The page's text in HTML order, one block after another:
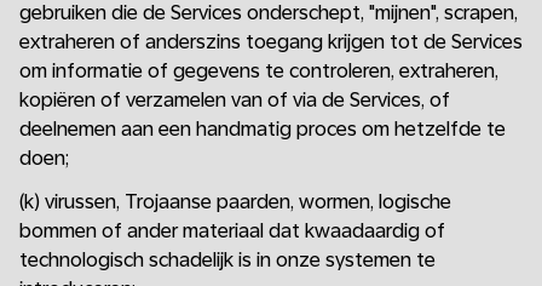
gebruiken die de Services onderschept, "mijnen", scrapen,
extraheren of anderszins toegang krijgen tot de Services
om informatie of gegevens te controleren, extraheren,
kopiëren of verzamelen van of via de Services, of
deelnemen aan een handmatig proces om hetzelfde te
doen;
(k) virussen, Trojaanse paarden, wormen, logische
bommen of ander materiaal dat kwaadaardig of
technologisch schadelijk is in onze systemen te